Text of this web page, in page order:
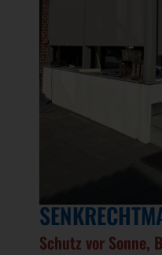
Schutz vor Sonne,